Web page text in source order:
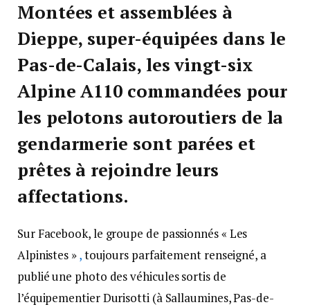
Montées et assemblées à
Dieppe, super-équipées dans le
Pas-de-Calais, les vingt-six
Alpine A110 commandées pour
les pelotons autoroutiers de la
gendarmerie sont parées et
prêtes à rejoindre leurs
affectations.
Sur Facebook, le groupe de passionnés « Les
Alpinistes »,toujours parfaitement renseigné, a
publié une photo des véhicules sortis de
l’équipementier Durisotti (à Sallaumines, Pas-de-